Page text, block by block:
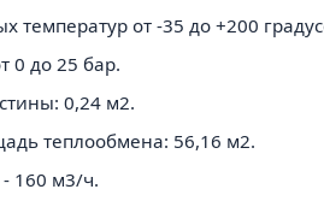
температур от -35 до +200
0 до 25 бар.
0,24 м2.
теплообмена: 56,16 м2.
160 м3/ч.